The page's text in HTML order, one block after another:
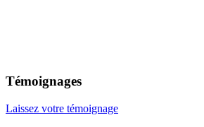
Témoignages
Laissez votre témoignage